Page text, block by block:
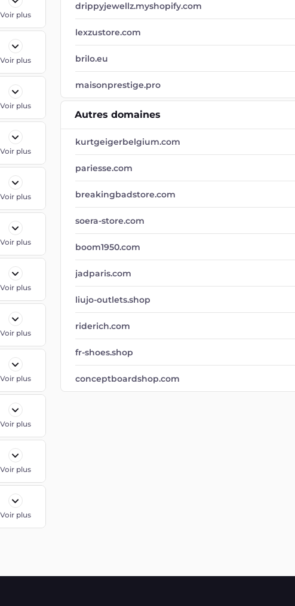
Voir plus
Voir plus
Voir plus
Voir plus
Voir plus
Voir plus
Voir plus
Voir plus
Voir plus
Voir plus
Voir plus
Voir plus
drippyjewellz.myshopify.com
lexzustore.com
brilo.eu
maisonprestige.pro
Autres domaines
kurtgeigerbelgium.com
pariesse.com
breakingbadstore.com
soera-store.com
boom1950.com
jadparis.com
liujo-outlets.shop
riderich.com
fr-shoes.shop
conceptboardshop.com